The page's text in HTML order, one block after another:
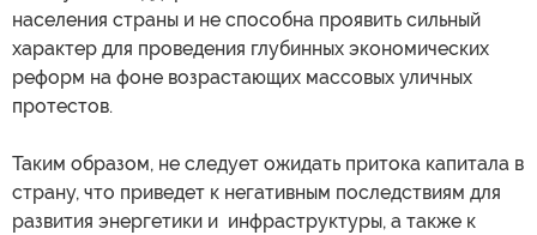
населения страны и не способна проявить сильный
характер для проведения глубинных экономических
реформ на фоне возрастающих массовых уличных
протестов.
Таким образом, не следует ожидать притока капитала в
страну, что приведет к негативным последствиям для
развития энергетики и инфраструктуры, а также к